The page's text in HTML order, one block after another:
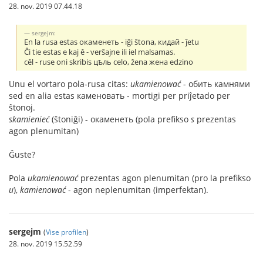
28. nov. 2019 07.44.18
sergejm:
En la rusa estas окаменеть - iĝi ŝtona, кидай - ĵetu
Ĉi tie estas e kaj ě - verŝajne ili iel malsamas.
cěl - ruse oni skribis цѣль celo, žena жена edzino
Unu el vortaro pola-rusa citas: ukamienować- обить камнями
sed en alia estas каменовать - mortigi per priĵetado per
ŝtonoj.
skamienieć(ŝtoniĝi) - окаменеть (pola prefikso s prezentas
agon plenumitan)
Ĝuste?
Pola ukamienowaćprezentas agon plenumitan (pro la prefikso
u), kamienować- agon neplenumitan (imperfektan).
sergejm (Vise profilen)
28. nov. 2019 15.52.59